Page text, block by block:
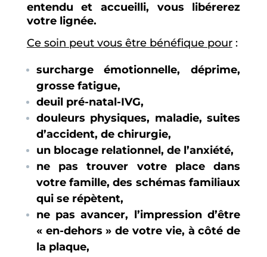
entendu et accueilli, vous libérerez
votre lignée.
Ce soin peut vous être bénéfique pour:
surcharge émotionnelle, déprime,
grosse fatigue,
deuil pré-natal-IVG,
douleurs physiques, maladie, suites
d’accident, de chirurgie,
un blocage relationnel, de l’anxiété,
ne pas trouver votre place dans
votre famille, des schémas familiaux
qui se répètent,
ne pas avancer, l’impression d’être
« en-dehors » de votre vie, à côté de
la plaque,